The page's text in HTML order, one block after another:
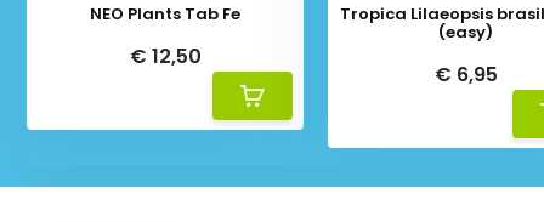
NEO Plants Tab Fe
€ 12,50
Tropica Lilaeopsis
(easy)
€ 6,95